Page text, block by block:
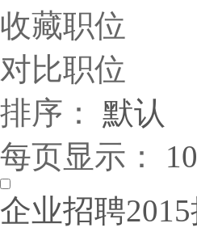
收藏职位
对比职位
排序：
默认
每页显示：
10
企业招聘